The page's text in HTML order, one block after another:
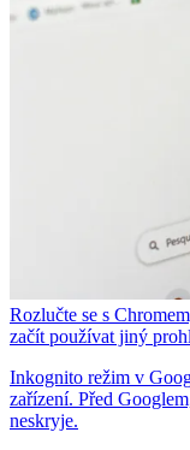
Rozlučte se s
začít používat jiný
Inkognito režim v
zařízení. Před
neskryje.